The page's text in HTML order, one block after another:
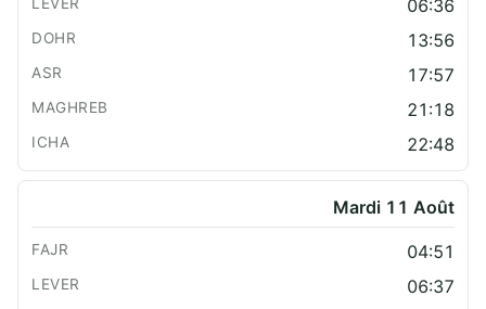
06:36
13:56
17:57
21:18
22:48
Mardi 11 Août
04:51
06:37